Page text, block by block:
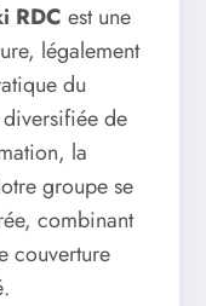
RDC est une
légalement
du
de
la
groupe se
combinant
couverture